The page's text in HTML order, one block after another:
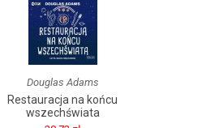
Douglas Adams
Restauracja na końcu
wszechświata